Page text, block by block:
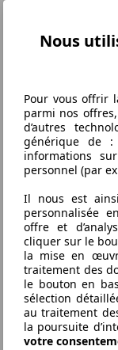
Nous
Pour vous offrir
parmi nos
d’autres
générique de
informations
personnel (par
Il nous est
personnalisée
offre et
cliquer sur le
la mise en
traitement des
le bouton en
sélection
au traitement
la poursuite
votre